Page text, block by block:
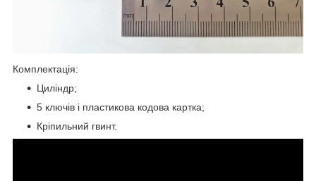
Комплектація:
Циліндр;
5 ключів і пластикова кодова картка;
Кріпильний гвинт.